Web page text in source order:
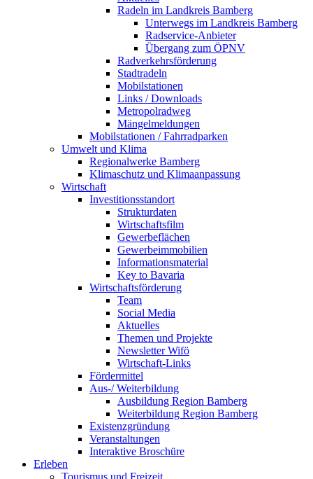
Radeln im Landkreis Bamberg
Unterwegs im Landkreis Bamberg
Radservice-Anbieter
Übergang zum ÖPNV
Radverkehrsförderung
Stadtradeln
Mobilstationen
Links / Downloads
Metropolradweg
Mängelmeldungen
Mobilstationen / Fahrradparken
Umwelt und Klima
Regionalwerke Bamberg
Klimaschutz und Klimaanpassung
Wirtschaft
Investitionsstandort
Strukturdaten
Wirtschaftsfilm
Gewerbeflächen
Gewerbeimmobilien
Informationsmaterial
Key to Bavaria
Wirtschaftsförderung
Team
Social Media
Aktuelles
Themen und Projekte
Newsletter Wifö
Wirtschaft-Links
Fördermittel
Aus-/ Weiterbildung
Ausbildung Region Bamberg
Weiterbildung Region Bamberg
Existenzgründung
Veranstaltungen
Interaktive Broschüre
Erleben
Tourismus und Freizeit